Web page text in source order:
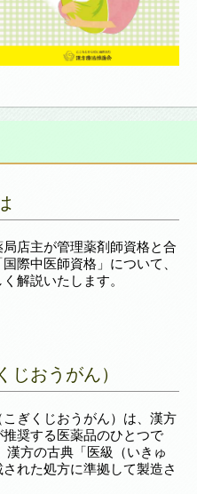
店主が管理薬剤師資格と合
際中医師資格」について、
解説いたします。
じおうがん）
ぎくじおうがん）は、漢方
奨する医薬品のひとつで
漢方の古典「医級（いきゅ
れた処方に準拠して製造さ